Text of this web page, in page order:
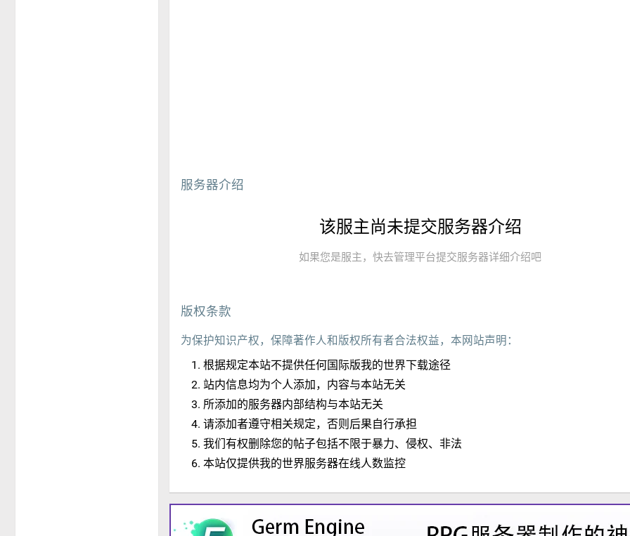
服务器介绍
该服主尚未提交服务器介绍
如果您是服主，快去管理平台提交服务器详细介绍吧
版权条款
为保护知识产权，保障著作人和版权所有者合法权益，本网站声明：
根据规定本站不提供任何国际版我的世界下载途径
站内信息均为个人添加，内容与本站无关
所添加的服务器内部结构与本站无关
请添加者遵守相关规定，否则后果自行承担
我们有权删除您的帖子包括不限于暴力、侵权、非法
本站仅提供我的世界服务器在线人数监控